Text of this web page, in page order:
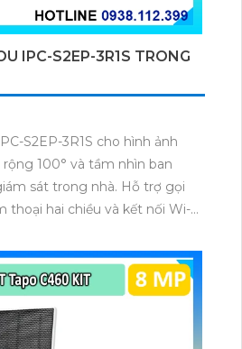
IPC-S2EP-3R1S TRONG
S2EP-3R1S cho hình ảnh
100° và tầm nhìn ban
sát trong nhà. Hỗ trợ gọi
hai chiều và kết nối Wi-Fi
hoặc lưu đám mây dễ lắp đặt
nhỏ.